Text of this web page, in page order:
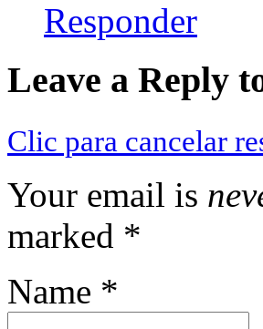
Responder
Leave a Reply
Clic para cancelar
Your email is
marked *
Name *